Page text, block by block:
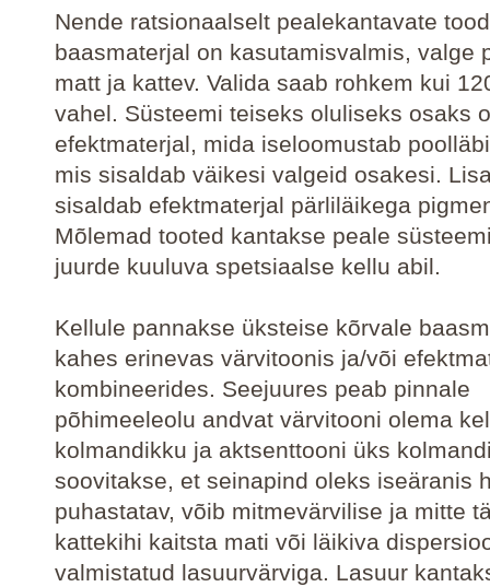
Nende ratsionaalselt pealekantavate
baasmaterjal on kasutamisvalmis, valge
matt ja kattev. Valida saab rohkem kui
vahel. Süsteemi teiseks oluliseks osaks
efektmaterjal, mida iseloomustab
mis sisaldab väikesi valgeid osakesi.
sisaldab efektmaterjal pärliläikega
Mõlemad tooted kantakse peale
juurde kuuluva spetsiaalse kellu abil.
Kellule pannakse üksteise kõrvale
kahes erinevas värvitoonis ja/või
kombineerides. Seejuures peab pinnale
põhimeeleolu andvat värvitooni olema
kolmandikku ja aktsenttooni üks
soovitakse, et seinapind oleks iseäranis
puhastatav, võib mitmevärvilise ja mitte
kattekihi kaitsta mati või läikiva
valmistatud lasuurvärviga. Lasuur